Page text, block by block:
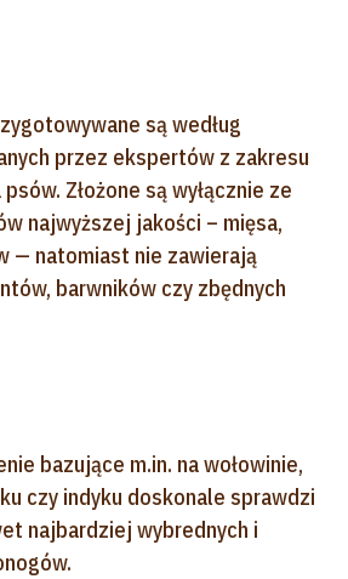
są według
przez ekspertów z zakresu
Złożone są wyłącznie ze
najwyższej jakości – mięsa,
— natomiast nie zawierają
barwników czy zbędnych
bazujące m.in. na wołowinie,
czy indyku doskonale sprawdzi
najbardziej wybrednych i